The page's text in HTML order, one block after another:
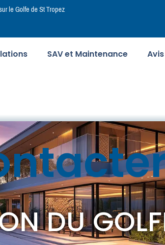
le Golfe de St Tropez
SAV et Maintenance
DU